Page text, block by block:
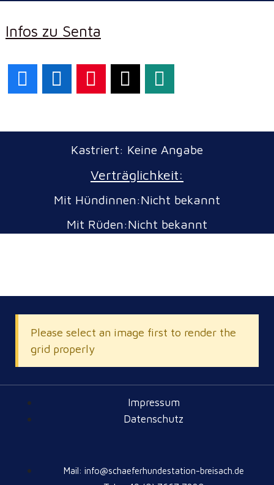
Infos zu Senta
Kastriert: Keine Angabe
Verträglichkeit:
Mit Hündinnen:Nicht bekannt
Mit Rüden:Nicht bekannt
Please select an image first to render the
grid properly
Impressum
Datenschutz
Mail: info@schaeferhundestation-breisach.de